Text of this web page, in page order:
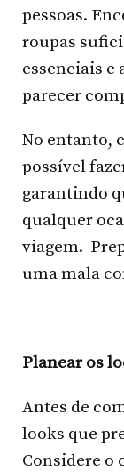
pessoas.
roupas
essenciais e
parecer
No entanto,
possível
garantindo
qualquer
viagem.
uma mala
Planear os
Antes de
looks que
Considere o